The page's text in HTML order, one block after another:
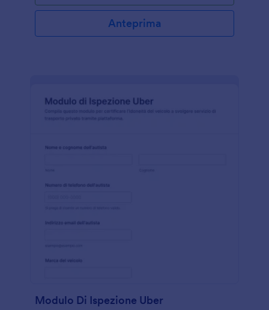
Anteprima
Modulo Di Ispezione Uber